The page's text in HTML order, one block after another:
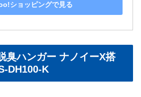
ショッピングで見る
臭ハンガー ナノイーX搭
DH100-K